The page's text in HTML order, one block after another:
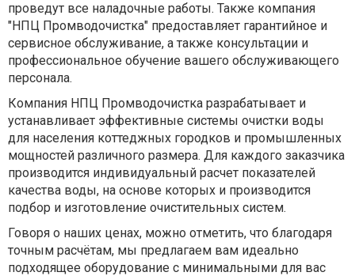
проведут все наладочные работы. Также компания
"НПЦ Промводочистка" предоставляет гарантийное и
сервисное обслуживание, а также консультации и
профессиональное обучение вашего обслуживающего
персонала.
Компания НПЦ Промводочистка разрабатывает и
устанавливает эффективные системы очистки воды
для населения коттеджных городков и промышленных
мощностей различного размера. Для каждого заказчика
производится индивидуальный расчет показателей
качества воды, на основе которых и производится
подбор и изготовление очистительных систем.
Говоря о наших ценах, можно отметить, что благодаря
точным расчётам, мы предлагаем вам идеально
подходящее оборудование с минимальными для вас